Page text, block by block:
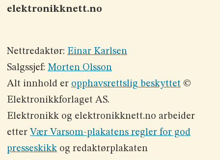
elektronikknett.no
Nettredaktør: Einar Karlsen
Salgssjef: Morten Olsson
Alt innhold er opphavsrettslig beskyttet©
Elektronikkforlaget AS.
Elektronikk og elektronikknett.no arbeider
etter Vær Varsom-plakatens regler for god
presseskikkog redaktørplakaten